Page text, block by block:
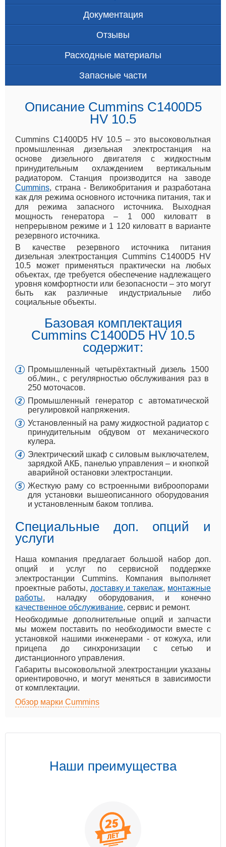
Документация
Отзывы
Расходные материалы
Запасные части
Описание Cummins C1400D5
HV 10.5
Cummins C1400D5 HV 10.5 – это высоковольтная
промышленная дизельная электростанция на
основе дизельного двигателя с жидкостным
принудительным охлаждением вертикальным
радиатором. Станция производится на заводе
Cummins, страна - Великобритания и разработана
как для режима основного источника питания, так и
для режима запасного источника. Выходная
мощность генератора – 1 000 киловатт в
непрерывном режиме и 1 120 киловатт в варианте
резервного источника.
В качестве резервного источника питания
дизельная электростанция Cummins C1400D5 HV
10.5 может применяться практически на любых
объектах, где требуется обеспечение надлежащего
уровня комфортности или безопасности – это могут
быть как различные индустриальные либо
социальные объекты.
Базовая комплектация
Cummins C1400D5 HV 10.5
содержит:
Промышленный четырёхтактный дизель 1500
об./мин., с регулярностью обслуживания раз в
250 моточасов.
Промышленный генератор с автоматической
регулировкой напряжения.
Установленный на раму жидкостной радиатор с
принудительным обдувом от механического
кулера.
Электрический шкаф с силовым выключателем,
зарядкой АКБ, панелью управления – и кнопкой
аварийной остановки электростанции.
Жесткую раму со встроенными виброопорами
для установки вышеописанного оборудования
и установленным баком топлива.
Специальные доп. опций и
услуги
Наша компания предлагает большой набор доп.
опций и услуг по сервисной поддержке
электростанции Cummins. Компания выполняет
проектные работы, доставку и такелаж, монтажные
работы, наладку оборудования, и конечно
качественное обслуживание, сервис и ремонт.
Необходимые дополнительные опций и запчасти
мы можем поставить по необходимости вместе с
установкой нашими инженерами - от кожуха, или
прицепа до синхронизации с сетью и
дистанционного управления.
Габариты высоковольтной электростанции указаны
ориентировочно, и могут меняться в зависимости
от комплектации.
Обзор марки Cummins
Наши преимущества